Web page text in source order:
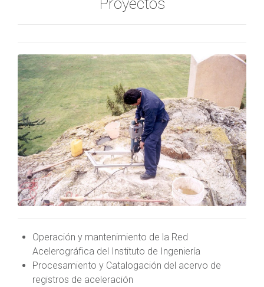
Operación y mantenimiento de la Red
Acelerográfica del Instituto de Ingeniería
Procesamiento y Catalogación del acervo de
registros de aceleración